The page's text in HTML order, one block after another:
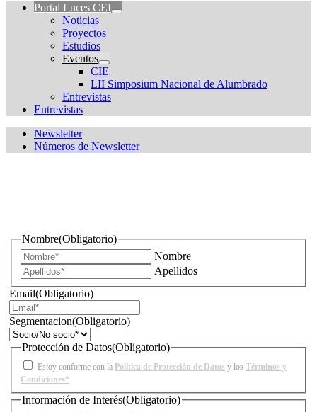
Portal Luces CEI
Noticias
Proyectos
Estudios
Eventos
CIE
LII Simposium Nacional de Alumbrado
Entrevistas
Entrevistas
Newsletter
Números de Newsletter
Nombre(Obligatorio)
Nombre
Apellidos
Email(Obligatorio)
Segmentacion(Obligatorio)
Protección de Datos(Obligatorio)
Estoy conforme con la Política de Protección de Datos y los Términos y
Condiciones*
Información de Interés(Obligatorio)